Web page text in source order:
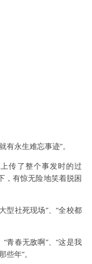
永生难忘事迹”。
传了整个事发时的过
，有惊无险地笑着脱困
型社死现场”、“全校都
青春无敌啊”、“这是我
年”。